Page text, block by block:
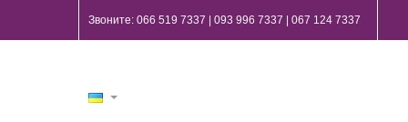
Звоните: 066 519 7337 | 093 996 7337 | 067 124 7337